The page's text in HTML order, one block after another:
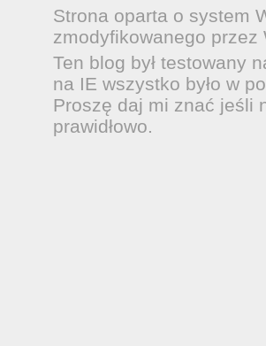
Strona oparta o system
zmodyfikowanego przez
Ten blog był testowany
na IE wszystko było w
Proszę daj mi znać jeśli
prawidłowo.